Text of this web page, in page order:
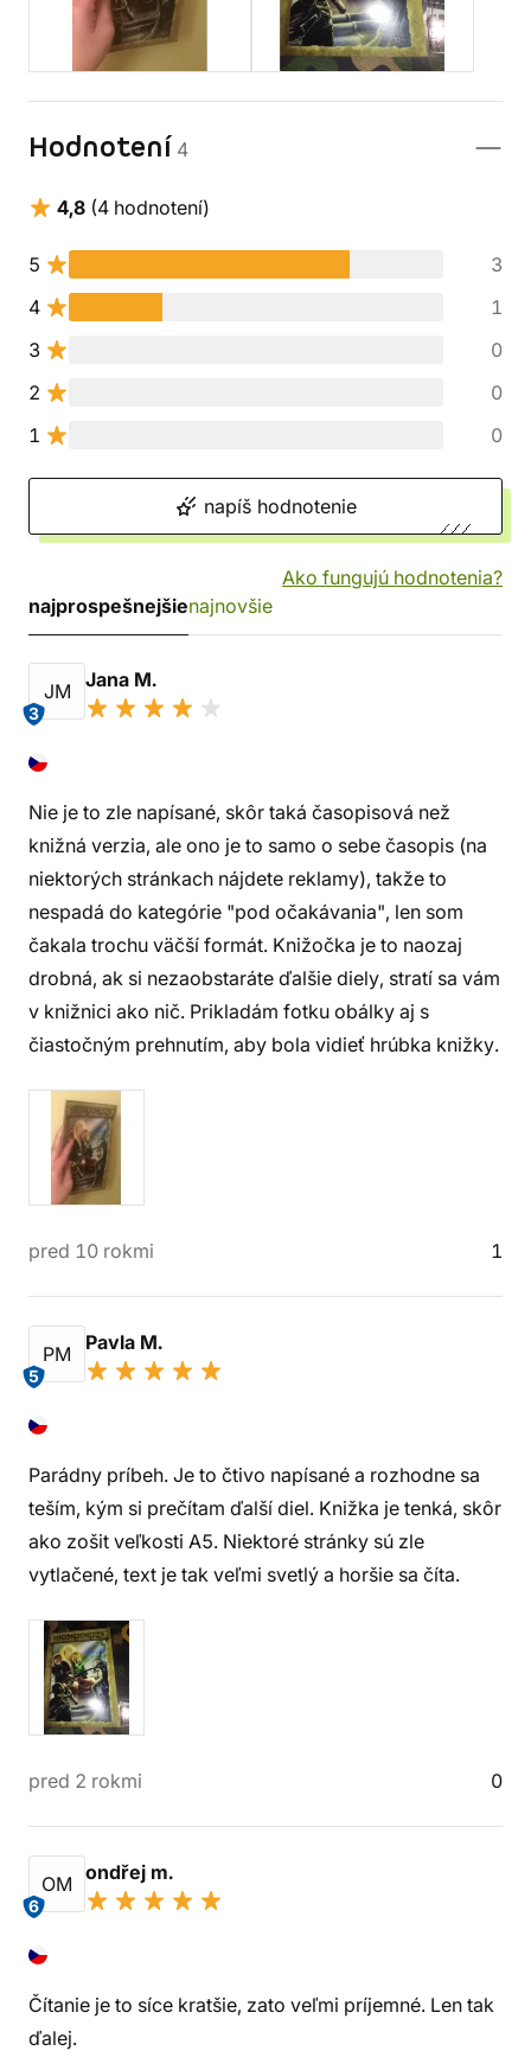
Hodnotení 4
4,8 (4 hodnotení)
5
3
4
1
3
0
2
0
1
0
napíš hodnotenie
Ako fungujú hodnotenia?
najprospešnejšienajnovšie
JM
3
Jana M.
Nie je to zle napísané, skôr taká časopisová než
knižná verzia, ale ono je to samo o sebe časopis (na
niektorých stránkach nájdete reklamy), takže to
nespadá do kategórie "pod očakávania", len som
čakala trochu väčší formát. Knižočka je to naozaj
drobná, ak si nezaobstaráte ďalšie diely, stratí sa vám
v knižnici ako nič. Prikladám fotku obálky aj s
čiastočným prehnutím, aby bola vidieť hrúbka knižky.
pred 10 rokmi 1
PM
5
Pavla M.
Parádny príbeh. Je to čtivo napísané a rozhodne sa
teším, kým si prečítam ďalší diel. Knižka je tenká, skôr
ako zošit veľkosti A5. Niektoré stránky sú zle
vytlačené, text je tak veľmi svetlý a horšie sa číta.
pred 2 rokmi 0
OM
6
ondřej m.
Čítanie je to síce kratšie, zato veľmi príjemné. Len tak
ďalej.